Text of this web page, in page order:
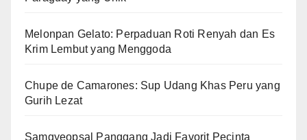
Melonpan Gelato: Perpaduan Roti Renyah dan Es
Krim Lembut yang Menggoda
Chupe de Camarones: Sup Udang Khas Peru yang
Gurih Lezat
Samgyeopsal Panggang Jadi Favorit Pecinta